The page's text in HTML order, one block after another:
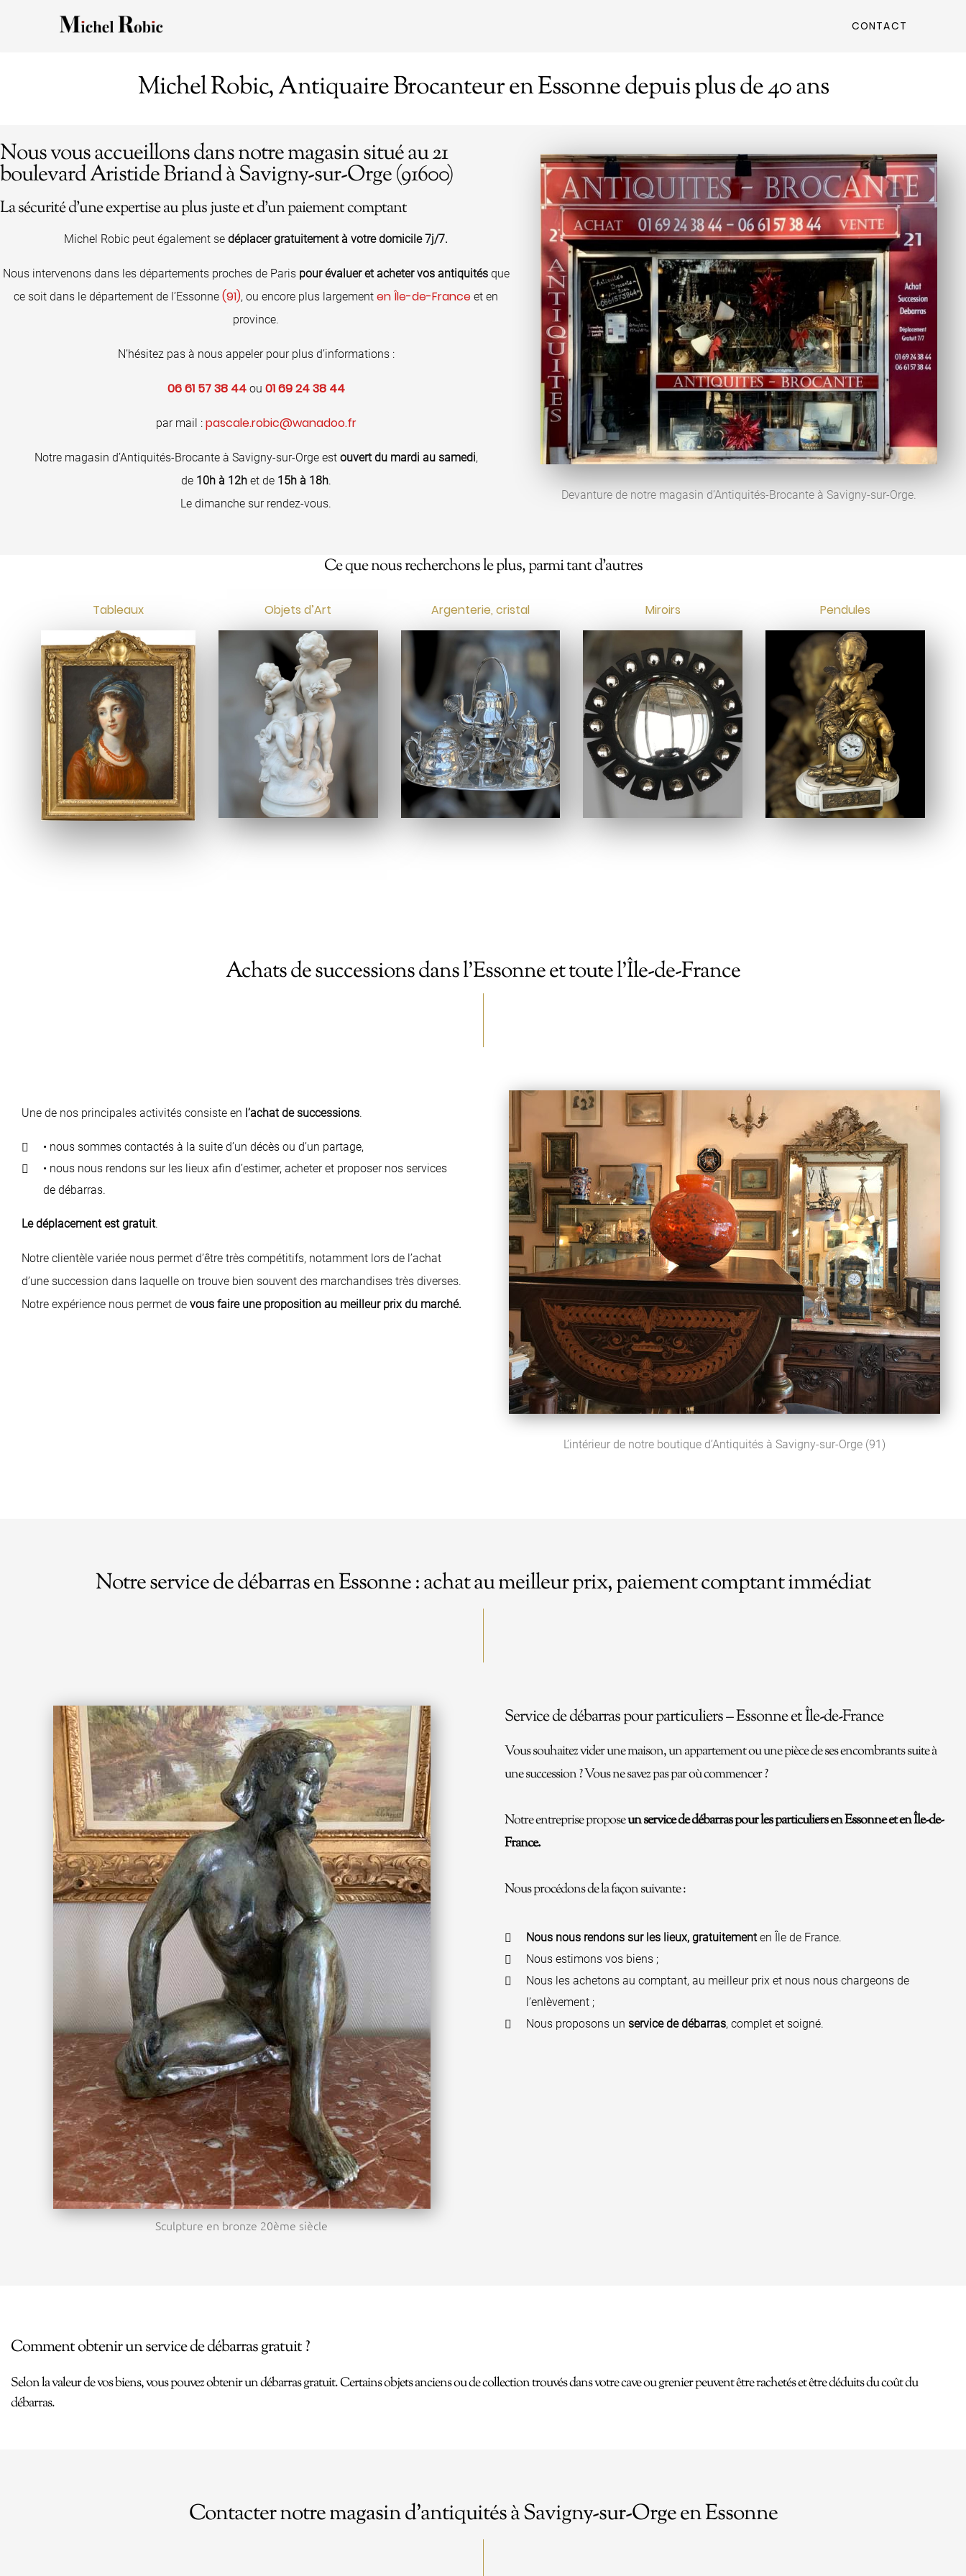
CONTACT
Michel Robic, Antiquaire Brocanteur en Essonne depuis plus de 40 ans
Nous vous accueillons dans notre magasin situé au 21
boulevard Aristide Briand à Savigny-sur-Orge (91600)
La sécurité d’une expertise au plus juste et d’un paiement comptant
Michel Robic peut également sedéplacer gratuitement à votre domicile 7j/7.
Nous intervenons dans les départements proches de Paris pour évaluer et acheter vos antiquitésque
ce soit dans le département de l’Essonne(91), ou encore plus largementen Île-de-France et en
province.
N’hésitez pas à nous appeler pour plus d’informations :
06 61 57 38 44ou 01 69 24 38 44
par mail : pascale.robic@wanadoo.fr
Notre magasin d’Antiquités-Brocante à Savigny-sur-Orge est ouvert du mardi au samedi,
de 10h à 12het de 15h à 18h.
Le dimanche sur rendez-vous.
Devanture de notre magasin d’Antiquités-Brocante à Savigny-sur-Orge.
Ce que nous recherchons le plus, parmi tant d’autres
Tableaux Objets d’Art Argenterie, cristal Miroirs Pendules
Achats de successions dans l’Essonne et toute l’Île-de-France
Une de nos principales activités consiste en l’achat de successions.
• nous sommes contactés à la suite d’un décès ou d’un partage,
• nous nous rendons sur les lieux afin d’estimer, acheter et proposer nos services
de débarras.
Le déplacement est gratuit.
Notre clientèle variée nous permet d’être très compétitifs, notamment lors de l’achat
d’une succession dans laquelle on trouve bien souvent des marchandises très diverses.
Notre expérience nous permet de vous faire une proposition au meilleur prix du marché.
L’intérieur de notre boutique d’Antiquités à Savigny-sur-Orge (91)
Notre service de débarras en Essonne : achat au meilleur prix, paiement comptant immédiat
Sculpture en bronze 20ème siècle
Service de débarras pour particuliers – Essonne et Île-de-France
Vous souhaitez vider une maison, un appartement ou une pièce de ses encombrants suite à
une succession ? Vous ne savez pas par où commencer ?
Notre entreprise proposeun service de débarras pour les particuliers en Essonne et en Île-de-
France.
Nous procédons de la façon suivante :
Nous nous rendons sur les lieux, gratuitementen Île de France.
Nous estimons vos biens ;
Nous les achetons au comptant, au meilleur prix et nous nous chargeons de
l’enlèvement ;
Nous proposons un service de débarras, complet et soigné.
Comment obtenir un service de débarras gratuit ?
Selon la valeur de vos biens, vous pouvez obtenir un débarras gratuit. Certains objets anciens ou de collection trouvés dans votre cave ou grenier peuvent être rachetés et être déduits du coût du
débarras.
Contacter notre magasin d’antiquités à Savigny-sur-Orge en Essonne